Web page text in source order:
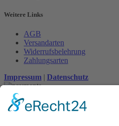
Weitere Links
AGB
Versandarten
Widerrufsbelehrung
Zahlungsarten
Impressum | Datenschutz
Home